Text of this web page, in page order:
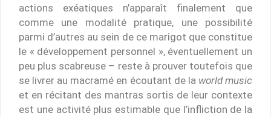
actions exéatiques n’apparaît finalement que
comme une modalité pratique, une possibilité
parmi d’autres au sein de ce marigot que constitue
le « développement personnel », éventuellement un
peu plus scabreuse – reste à prouver toutefois que
se livrer au macramé en écoutant de la world music
et en récitant des mantras sortis de leur contexte
est une activité plus estimable que l’infliction de la